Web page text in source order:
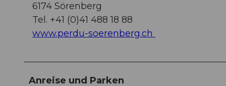
6174 Sörenberg
Tel. +41 (0)41 488 18 88
www.perdu-soerenberg.ch
Anreise und Parken